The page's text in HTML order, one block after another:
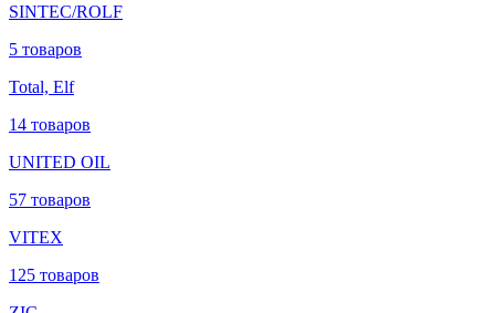
SINTEC/ROLF
5 товаров
Total, Elf
14 товаров
UNITED OIL
57 товаров
VITEX
125 товаров